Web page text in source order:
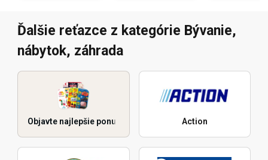
Ďalšie reťazce z kategórie Bývanie,
nábytok, záhrada
Objavte najlepšie ponuky Action